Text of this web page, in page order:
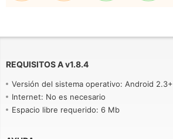
REQUISITOS Av1.8.4
Versión del sistema operativo: Android 2.3+
Internet: No es necesario
Espacio libre requerido: 6 Mb